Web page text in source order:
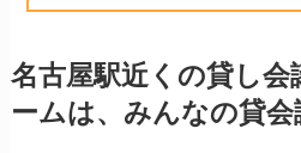
名古屋駅近くの貸し
ームは、みんなの貸